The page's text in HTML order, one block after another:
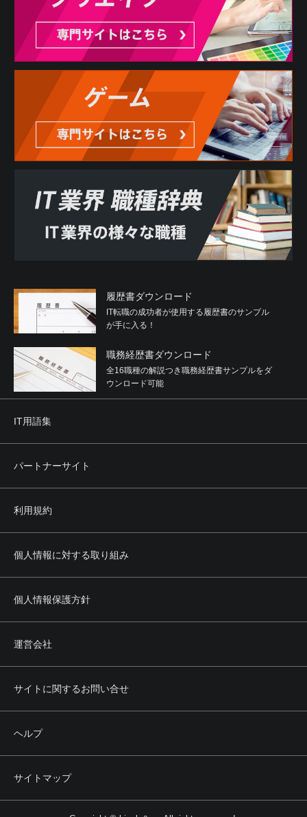
履歴書ダウンロード
IT転職の成功者が使用する履歴書のサンプル
が手に入る！
職務経歴書ダウンロード
全16職種の解説つき職務経歴書サンプルをダ
ウンロード可能
IT用語集
パートナーサイト
利用規約
個人情報に対する取り組み
個人情報保護方針
運営会社
サイトに関するお問い合せ
ヘルプ
サイトマップ